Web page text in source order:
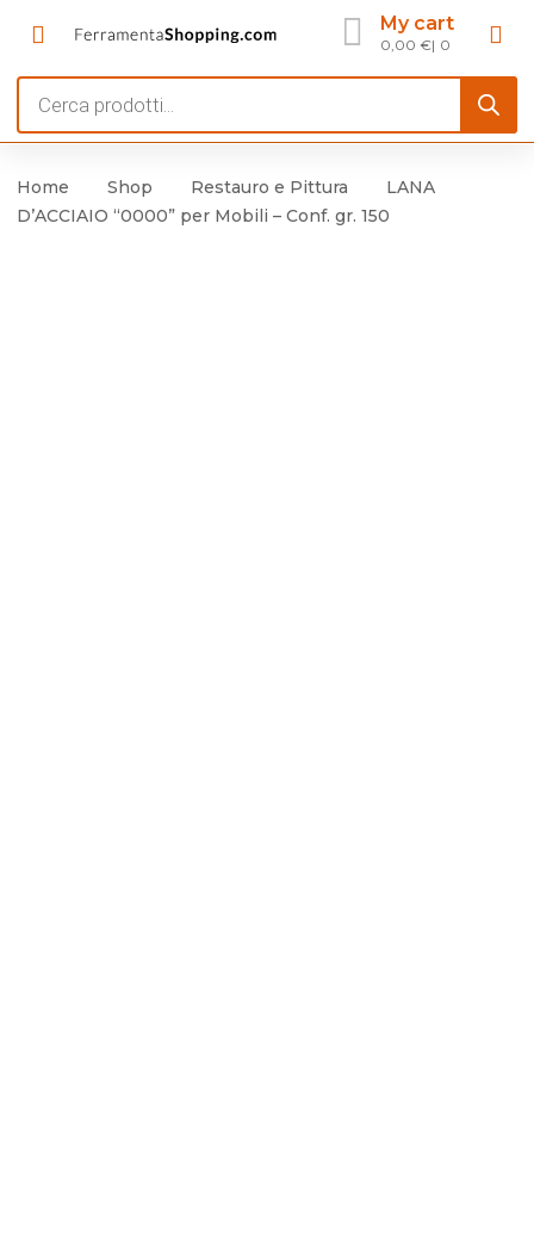
My cart
0,00 € 0
search
Home Shop Restauro e Pittura
LANA
D’ACCIAIO “0000” per Mobili – Conf. gr. 150